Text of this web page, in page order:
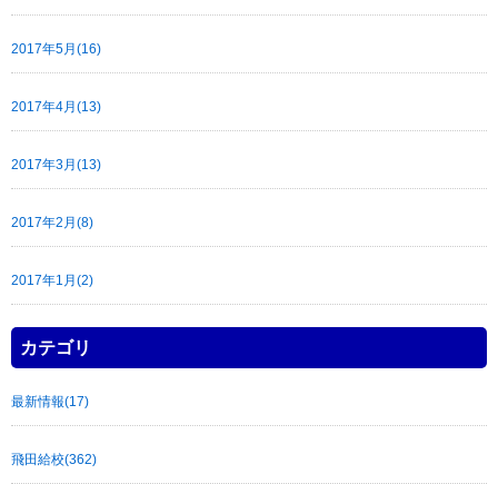
2017年5月(16)
2017年4月(13)
2017年3月(13)
2017年2月(8)
2017年1月(2)
カテゴリ
最新情報(17)
飛田給校(362)